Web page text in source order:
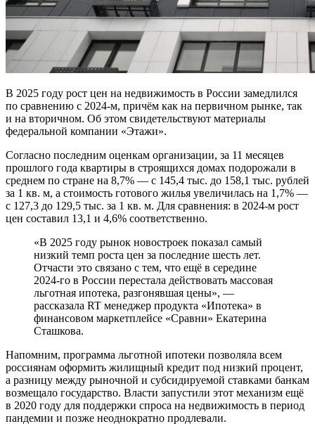
В 2025 году рост цен на недвижимость в России замедлился
по сравнению с 2024-м, причём как на первичном рынке, так
и на вторичном. Об этом свидетельствуют материалы
федеральной компании «Этажи».
Согласно последним оценкам организации, за 11 месяцев
прошлого года квартиры в строящихся домах подорожали в
среднем по стране на 8,7% — с 145,4 тыс. до 158,1 тыс. рублей
за 1 кв. м, а стоимость готового жилья увеличилась на 1,7% —
с 127,3 до 129,5 тыс. за 1 кв. м. Для сравнения: в 2024-м рост
цен составил 13,1 и 4,6% соответственно.
«В 2025 году рынок новостроек показал самый
низкий темп роста цен за последние шесть лет.
Отчасти это связано с тем, что ещё в середине
2024-го в России перестала действовать массовая
льготная ипотека, разгонявшая цены», —
рассказала RT менеджер продукта «Ипотека» в
финансовом маркетплейсе «Сравни» Екатерина
Сташкова.
Напомним, программа льготной ипотеки позволяла всем
россиянам оформить жилищный кредит под низкий процент,
а разницу между рыночной и субсидируемой ставками банкам
возмещало государство. Власти запустили этот механизм ещё
в 2020 году для поддержки спроса на недвижимость в период
пандемии и позже неоднократно продлевали.